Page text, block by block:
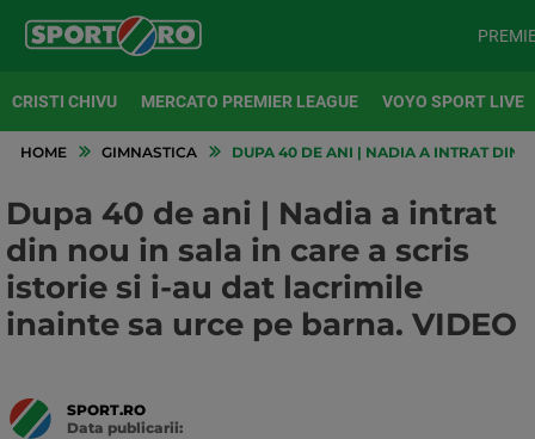
CRISTI CHIVU MERCATO PREMIER LEAGUE VOYO SPORT LIVE
HOME GIMNASTICA DUPA 40 DE ANI | NADIA A INTRAT DIN
Dupa 40 de ani | Nadia a intrat
din nou in sala in care a scris
istorie si i-au dat lacrimile
inainte sa urce pe barna. VIDEO
SPORT.RO
Data publicarii: